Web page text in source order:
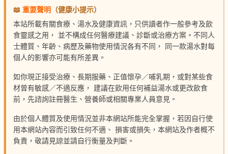
📖 重要聲明
（健康小提示）
本站所載有關食療、湯水及健康資訊，只供讀者作一般參考及飲
食靈感之用， 並不構成任何醫療建議、診斷或治療方案。不同人
士體質、年齡、病歷及藥物使用情況各有不同， 同一款湯水對每
個人的影響亦可能有所差異。
如你現正接受治療、長期服藥、正值懷孕／哺乳期，或對某些食
材曾有敏感／不適反應， 建議在飲用任何補益湯水或更改飲食
前，先諮詢註冊醫生、營養師或相關專業人員意見。
由於個人體質及使用情況並非本網站所能完全掌握，若因自行使
用本網站內容而引致任何不適、 損害或損失，本網站及作者概不
負責，敬請見諒並請自行衡量及判斷。